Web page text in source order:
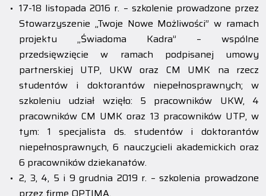
17-18 listopada 2016 r. – szkolenie prowadzone przez
Stowarzyszenie „Twoje Nowe Możliwości” w ramach
projektu „Świadoma Kadra” – wspólne
przedsięwzięcie w ramach podpisanej umowy
partnerskiej UTP, UKW oraz CM UMK na rzecz
studentów i doktorantów niepełnosprawnych; w
szkoleniu udział wzięło: 5 pracowników UKW, 4
pracowników CM UMK oraz 13 pracowników UTP, w
tym: 1 specjalista ds. studentów i doktorantów
niepełnosprawnych, 6 nauczycieli akademickich oraz
6 pracowników dziekanatów.
2, 3, 4, 5 i 9 grudnia 2019 r. – szkolenia prowadzone